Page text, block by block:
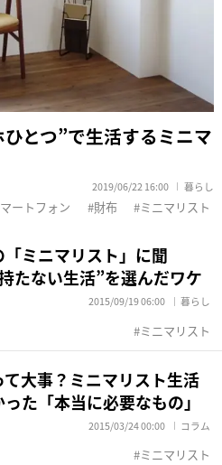
とつ”で生活するミニマ
2019/06/22 16:00 暮らし
ートフォン 財布 ミニマリスト
「ミニマリスト」に聞
たない生活”を選んだワケ
2015/09/19 06:00 暮らし
ミニマリスト
て大事？ミニマリスト生活
た「本当に必要なもの」
2015/03/24 00:00 コラム
ミニマリスト